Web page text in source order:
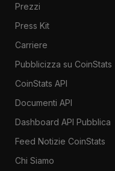
Prezzi
Press Kit
Carriere
Pubblicizza su CoinStats
CoinStats API
Documenti API
Dashboard API Pubblica
Feed Notizie CoinStats
Chi Siamo